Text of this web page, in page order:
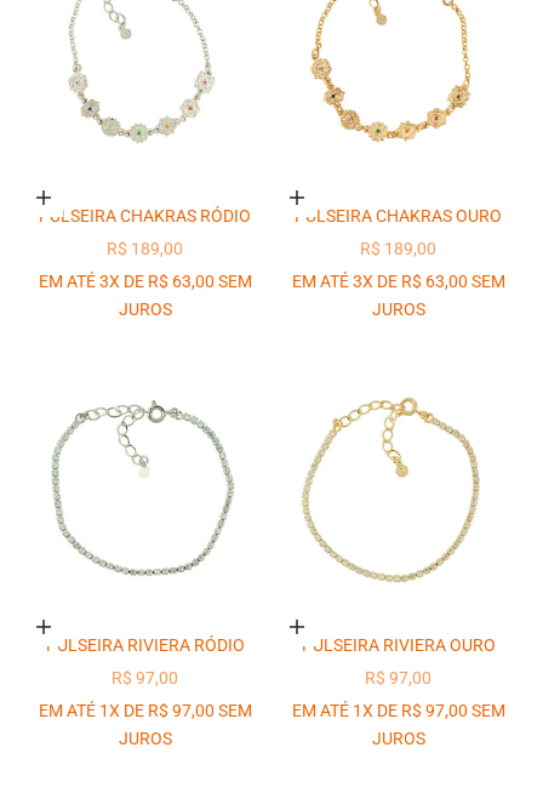
Adicionar ao carrinho
PULSEIRA CHAKRAS RÓDIO
PREÇO PROMOCIONAL
R$ 189,00
EM ATÉ 3X DE R$ 63,00 SEM
JUROS
Adicionar ao carrinho
PULSEIRA CHAKRAS OURO
PREÇO PROMOCIONAL
R$ 189,00
EM ATÉ 3X DE R$ 63,00 SEM
JUROS
Adicionar ao carrinho
PULSEIRA RIVIERA RÓDIO
PREÇO PROMOCIONAL
R$ 97,00
EM ATÉ 1X DE R$ 97,00 SEM
JUROS
Adicionar ao carrinho
PULSEIRA RIVIERA OURO
PREÇO PROMOCIONAL
R$ 97,00
EM ATÉ 1X DE R$ 97,00 SEM
JUROS